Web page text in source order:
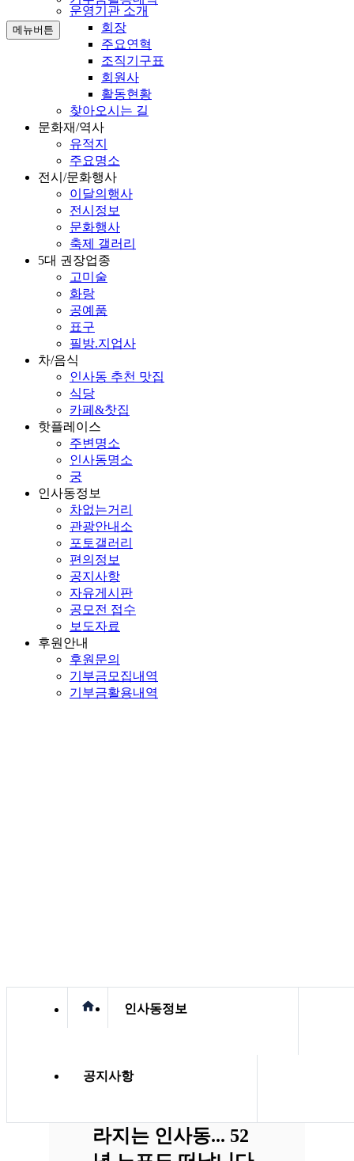
메뉴버튼
운영기관 소개
회장
주요연혁
조직기구표
회원사
활동현황
찾아오시는 길
문화재/역사
유적지
주요명소
전시/문화행사
이달의행사
전시정보
문화행사
축제 갤러리
5대 권장업종
고미술
화랑
공예품
표구
필방.지업사
차/음식
인사동 추천 맛집
식당
카페&찻집
핫플레이스
주변명소
인사동명소
궁
인사동정보
차없는거리
관광안내소
포토갤러리
편의정보
공지사항
자유게시판
공모전 접수
보도자료
후원안내
후원문의
기부금모집내역
기부금활용내역
home 인사동정보
공지사항
라지는 인사동... 52